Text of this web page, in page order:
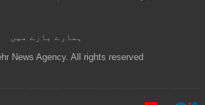
ہمارے بارے میں
News Agency. All rights reserved